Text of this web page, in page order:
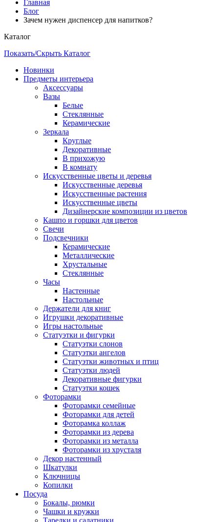
Главная
Блог
Зачем нужен диспенсер для напитков?
Каталог
Показать/Скрыть Каталог
Новинки
Предметы интерьера
Аксессуары
Вазы
Белые
Стеклянные
Керамические
Зеркала
Круглые
Декоративные
В прихожую
В комнату
Искусственные цветы и деревья
Искусственные деревья
Искусственные растения
Искусственные цветы
Дизайнерские композиции из цветов
Кашпо и горшки для цветов
Свечи
Подсвечники
Керамические
Металлические
Хрустальные
Стеклянные
Часы
Настенные
Настольные
Держатели для книг
Игрушки декоративные
Игры настольные
Статуэтки и фигурки
Статуэтки слонов
Статуэтки ангелов
Статуэтки животных и птиц
Статуэтки людей
Декоративные фигурки
Статуэтки кошек
Фоторамки
Фоторамки семейные
Фоторамки для детей
Фоторамка коллаж
Фоторамки из дерева
Фоторамки из металла
Фоторамки из хрусталя
Декор настенный
Шкатулки
Ключницы
Копилки
Посуда
Бокалы, рюмки
Чашки и кружки
Тарелки и салатники